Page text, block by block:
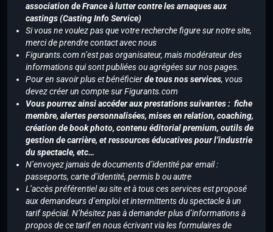
association de France à lutter contre les arnaques aux
castings (Casting Info Service)
Si vous ne voulez pas que votre recherche figure sur notre site,
merci de prendre contact avec nous
Figurants.com n’est pas organisateur, mais modérateur des
informations qui sont publiées ou agrégées sur nos pages.
Pour en savoir plus et bénéficierde tous nos services, vous
devez créer un compte sur Figurants.com
Vous pourrez ainsi accéder aux prestations suivantes : fiche
membre, alertes personnalisées, mises en relation, coaching,
création de book photo, contenu éditorial premium, outils de
gestion de carrière, et ressources éducatives pour l’industrie
du spectacle, etc…
N’envoyez jamais de documents d’identité par email :
passeports, carte d’identité, permis b ou autre
L’accès préférentiel au site et à tous ces services est proposé
aux demandeurs d’emploi et intermittents du spectacle à un
tarif spécial. N’hésitez pas à demander plus d’informations à
propos de ce tarif en nous écrivant via les formulaires de